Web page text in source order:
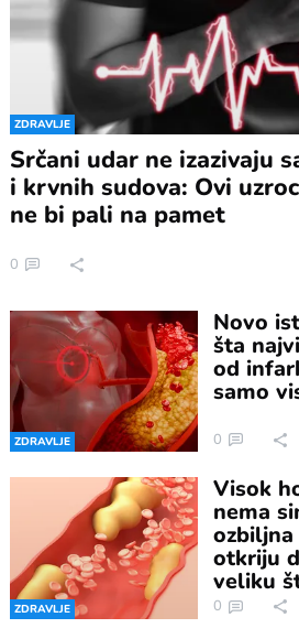
ZDRAVLJE
Srčani udar ne izazivaju
i krvnih sudova: Ovi
ne bi pali na pamet
0
ZDRAVLJE
Novo
šta
od
samo
0
ZDRAVLJE
Visok
nema
otkriju
veliku
0